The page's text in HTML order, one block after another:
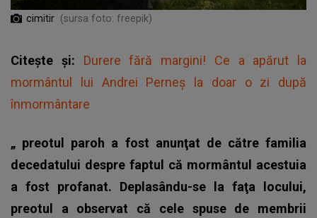
cimitir (sursa foto: freepik)
Citește și: Durere fără margini! Ce a apărut la
mormântul lui Andrei Perneș la doar o zi după
înmormântare
„ preotul paroh a fost anunţat de către familia
decedatului despre faptul că mormântul acestuia
a fost profanat. Deplasându-se la faţa locului,
preotul a observat că cele spuse de membrii